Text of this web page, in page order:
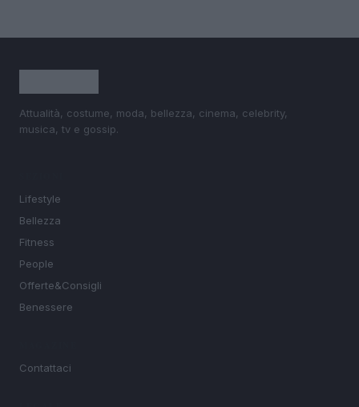
Attualità, costume, moda, bellezza, cinema, celebrity,
musica, tv e gossip.
Lifestyle
Bellezza
Fitness
People
Offerte&Consigli
Benessere
Contattaci